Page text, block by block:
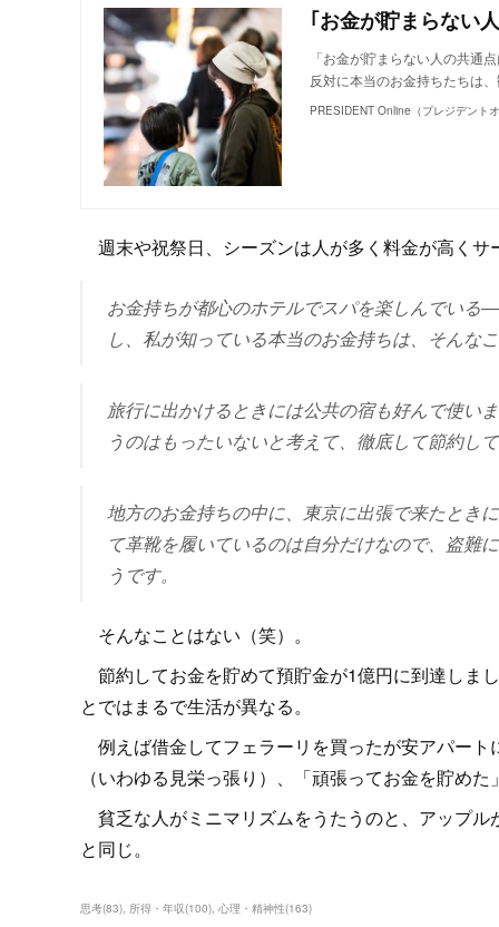
「お金が貯まらない人の共通
反対に本当のお金持ちたちは
PRESIDENT Online（プレジデント
週末や祝祭日、シーズンは人が多く料金が高く
お金持ちが都心のホテルでスパを楽しんでい
し、私が知っている本当のお金持ちは、そんな
旅行に出かけるときには公共の宿も好んで使い
うのはもったいないと考えて、徹底して節約し
地方のお金持ちの中に、東京に出張で来たとき
て革靴を履いているのは自分だけなので、盗難
うです。
そんなことはない（笑）。
節約してお金を貯めて預貯金が1億円に到達しま
とではまるで生活が異なる。
例えば借金してフェラーリを買ったが安アパー
（いわゆる見栄っ張り）、「頑張ってお金を貯め
貧乏な人がミニマリズムをうたうのと、アップ
と同じ。
思考(83) 所得・年収(100) 心理・精神性(163)